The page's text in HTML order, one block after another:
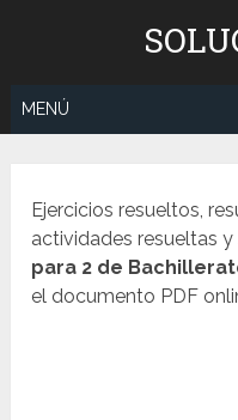
MENÚ
Ejercicios resueltos,
actividades resueltas y
para 2 de
el documento PDF